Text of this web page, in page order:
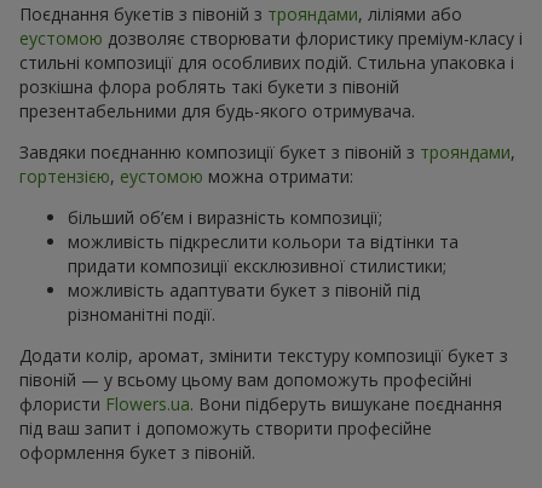
Поєднання букетів з півоній з трояндами, ліліями або
еустомою дозволяє створювати флористику преміум-класу і
стильні композиції для особливих подій. Стильна упаковка і
розкішна флора роблять такі букети з півоній
презентабельними для будь-якого отримувача.
Завдяки поєднанню композиції букет з півоній з трояндами,
гортензією, еустомою можна отримати:
більший об’єм і виразність композиції;
можливість підкреслити кольори та відтінки та
придати композиції ексклюзивної стилистики;
можливість адаптувати букет з півоній під
різноманітні події.
Додати колір, аромат, змінити текстуру композиції букет з
півоній — у всьому цьому вам допоможуть професійні
флористи Flowers.ua. Вони підберуть вишукане поєднання
під ваш запит і допоможуть створити професійне
оформлення букет з півоній.